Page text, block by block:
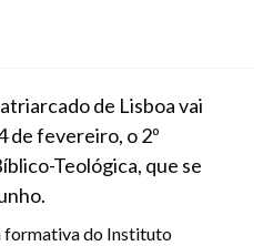
de Lisboa vai
de fevereiro, o 2º
Teológica, que se
formativa do Instituto